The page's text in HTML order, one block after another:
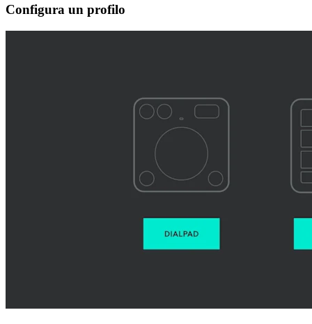
Configura un profilo